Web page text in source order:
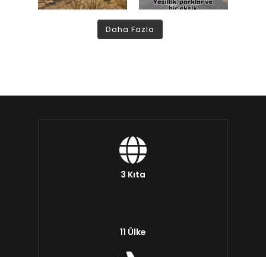
Daha Fazla
3 Kıta
11 Ülke